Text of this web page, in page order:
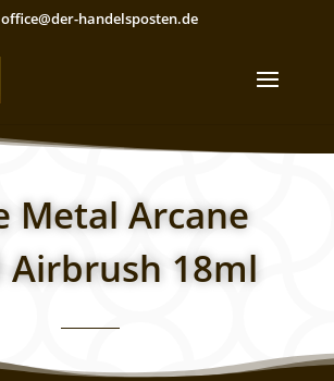
office@der-handelsposten.de
Metal Arcane
Airbrush 18ml